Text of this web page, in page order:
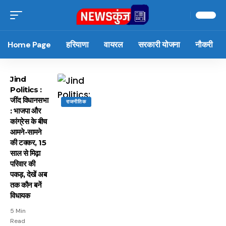
Home Page हरियाणा वायरल सरकारी योजना नौकरी
राजनीतिक
Jind
Politics :
जींद विधानसभा
: भाजपा और
कांग्रेस के बीच
आमने-सामने
की टक्कर, 15
साल से मिढ़ा
परिवार की
पकड़, देखें अब
तक कौन बनें
विधायक
5 Min
Read